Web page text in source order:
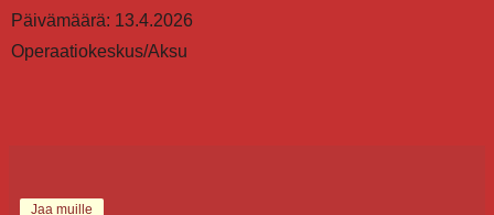
Päivämäärä: 13.4.2026
Operaatiokeskus/Aksu
Jaa muille